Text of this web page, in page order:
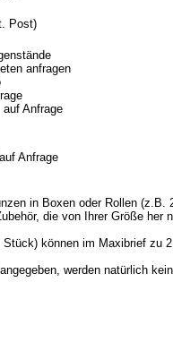
Post)
anfragen
Anfrage
Anfrage
in Boxen oder Rollen (z.B.
die von Ihrer Größe her
können im Maxibrief zu
werden natürlich